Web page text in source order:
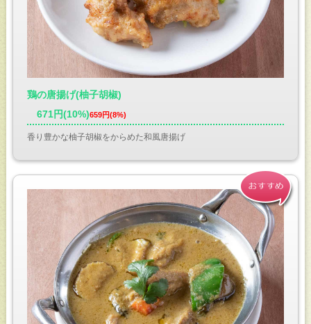
鶏の唐揚げ(柚子胡椒)
671円(10%)659円(8%)
香り豊かな柚子胡椒をからめた和風唐揚げ